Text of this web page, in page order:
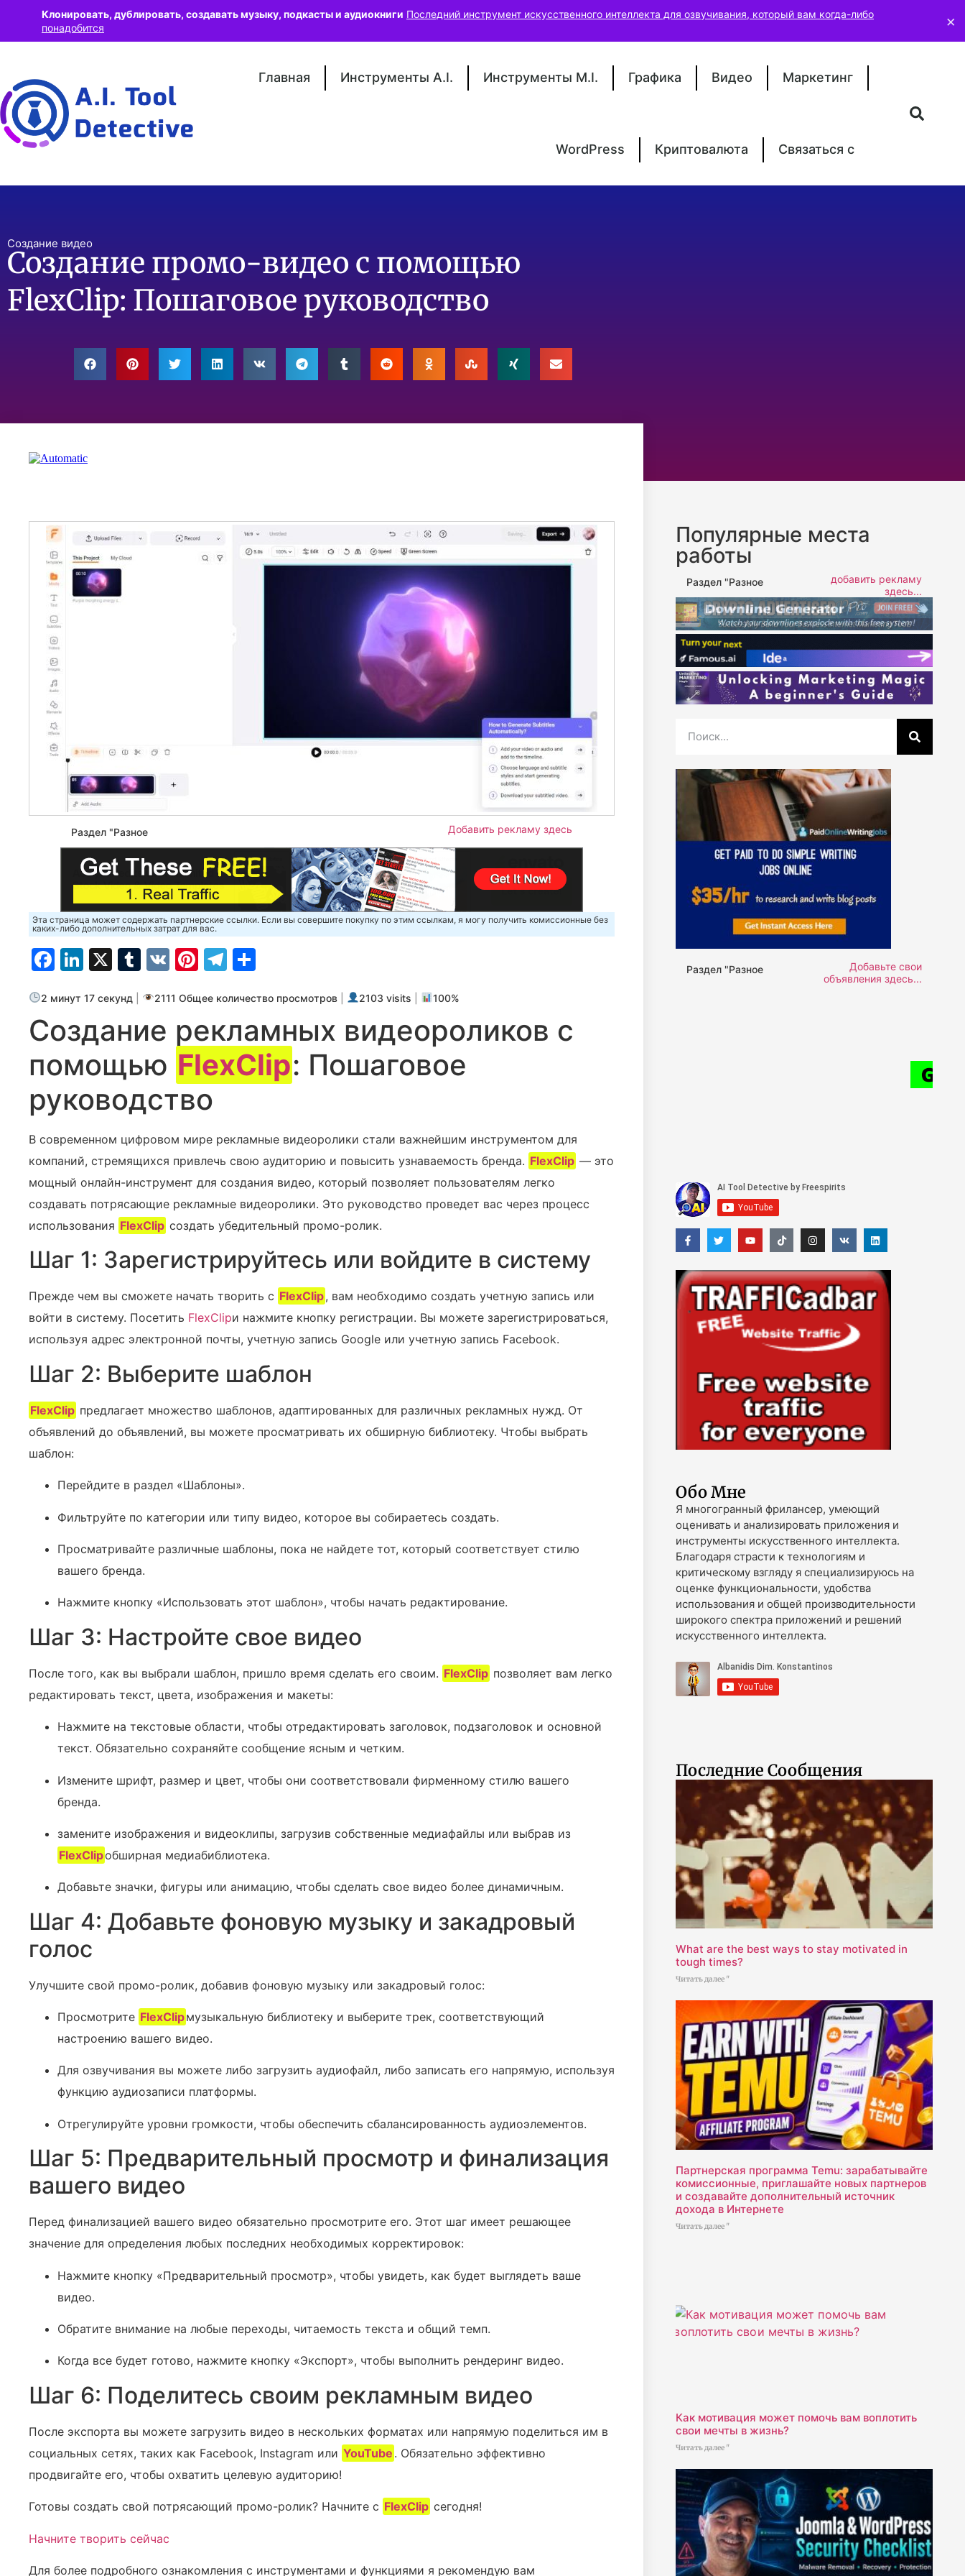
Главная Инструменты A.I. Инструменты M.I. Графика Видео Маркетинг
WordPress Криптовалюта Связаться с
Создание видео
Создание промо-видео с помощью
FlexClip: Пошаговое руководство
Раздел "Разное Добавить рекламу здесь
Эта страница может содержать партнерские ссылки. Если вы совершите покупку по этим ссылкам, я могу получить комиссионные без
каких-либо дополнительных затрат для вас.
Facebook
LinkedIn
X Tumblr
VK Pinterest
Telegram
2 минут 17 секунд 2111 Общее количество просмотров 2103 visits 100%
Создание рекламных видеороликов с
помощью FlexClip:⁣ Пошаговое
руководство
В современном цифровом мире рекламные видеоролики стали важнейшим инструментом для
компаний, стремящихся привлечь свою аудиторию и повысить узнаваемость бренда. FlexClip — это
мощный онлайн-инструмент для создания видео, который позволяет пользователям легко
создавать потрясающие рекламные видеоролики. Это руководство проведет вас через процесс
использования FlexClip создать убедительный промо-ролик.
Шаг 1: Зарегистрируйтесь или войдите в систему
Прежде чем вы сможете начать творить с FlexClip, вам необходимо создать учетную запись или
войти в систему. Посетить FlexClipи нажмите кнопку регистрации. Вы можете зарегистрироваться,
используя адрес электронной почты, учетную запись Google или учетную запись Facebook.
Шаг 2:⁤ Выберите шаблон
FlexClip предлагает множество шаблонов, адаптированных для различных рекламных нужд. От
объявлений до объявлений, вы можете просматривать их обширную библиотеку. Чтобы выбрать
шаблон:
Перейдите в раздел «Шаблоны».
Фильтруйте по категории или типу видео, которое вы собираетесь создать.
Просматривайте различные шаблоны, пока не найдете тот, который соответствует стилю
вашего бренда.
Нажмите кнопку «Использовать этот шаблон», чтобы начать редактирование.
Шаг 3: Настройте свое видео
После того, как вы выбрали шаблон, пришло время сделать его своим. FlexClip позволяет вам легко
редактировать текст, цвета, изображения и макеты:
Нажмите на текстовые области, чтобы отредактировать заголовок, подзаголовок и основной
текст. ⁢Обязательно сохраняйте сообщение ясным и четким.
Измените шрифт, размер и цвет, чтобы они соответствовали фирменному стилю вашего
бренда.
замените изображения и видеоклипы, загрузив собственные медиафайлы или выбрав из
FlexClipобширная медиабиблиотека.
Добавьте значки, фигуры или анимацию, чтобы сделать свое видео более динамичным.
Шаг ⁤4: Добавьте фоновую музыку и закадровый
голос
Улучшите свой промо-ролик, добавив фоновую музыку или закадровый голос:
Просмотрите FlexClipмузыкальную библиотеку и выберите трек, соответствующий
настроению вашего видео.
Для озвучивания вы можете либо загрузить аудиофайл, либо записать его напрямую, используя
функцию аудиозаписи платформы.
Отрегулируйте уровни громкости, чтобы обеспечить сбалансированность аудиоэлементов.
Шаг 5: Предварительный просмотр и финализация
вашего видео
Перед ‌финализацией‍ вашего‍ видео обязательно просмотрите его. Этот шаг имеет решающее
значение для определения любых ⁣последних необходимых корректировок:
Нажмите кнопку «Предварительный просмотр», чтобы увидеть, как будет выглядеть ваше
видео.
Обратите внимание на любые переходы, читаемость текста и общий темп.
Когда все будет готово, нажмите кнопку «Экспорт», чтобы выполнить рендеринг видео.
Шаг 6: Поделитесь своим рекламным видео
После экспорта вы можете загрузить видео в нескольких форматах или напрямую поделиться им в
социальных сетях, таких как Facebook, Instagram или ⁣ YouTube . Обязательно эффективно
продвигайте его, чтобы охватить целевую аудиторию!
Готовы создать свой потрясающий промо-ролик? Начните с FlexClip сегодня!
Начните творить сейчас
Для более подробного ознакомления с инструментами и функциями я рекомендую вам
Популярные места
работы
Раздел "Разное
добавить рекламу
здесь...
Раздел "Разное
Добавьте свои
объявления здесь...
Обо Мне
Я многогранный фрилансер, умеющий
оценивать и анализировать приложения и
инструменты искусственного интеллекта.
Благодаря страсти к технологиям и
критическому взгляду я специализируюсь на
оценке функциональности, удобства
использования и общей производительности
широкого спектра приложений и решений
искусственного интеллекта.
Последние Сообщения
What are the best ways to stay motivated in
tough times?
Читать далее "
Партнерская программа Temu: зарабатывайте
комиссионные, приглашайте новых партнеров
и создавайте дополнительный источник
дохода в Интернете
Читать далее "
Как мотивация может помочь вам воплотить
свои мечты в жизнь?
Читать далее "
Клонировать, дублировать, создавать музыку, подкасты и аудиокниги Последний инструмент искусственного интеллекта для озвучивания, который вам когда-либо
понадобится
×